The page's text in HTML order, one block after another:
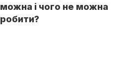
можна і чого не можна
робити?